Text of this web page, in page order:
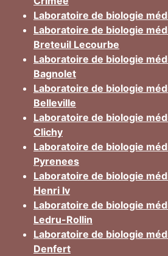
Laboratoire de biologie
Laboratoire de biologie
Breteuil Lecourbe
Laboratoire de biologie
Bagnolet
Laboratoire de biologie
Belleville
Laboratoire de biologie
Clichy
Laboratoire de biologie
Pyrenees
Laboratoire de biologie
Henri Iv
Laboratoire de biologie
Ledru-Rollin
Laboratoire de biologie
Denfert